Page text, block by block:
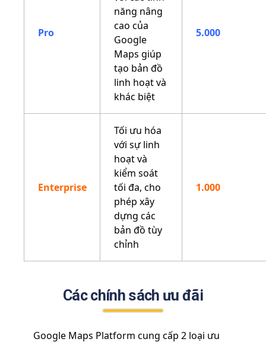
Pro
năng nâng
cao của
Google
Maps giúp
tạo bản đồ
linh hoạt và
khác biệt
5.000
Enterprise
Tối ưu hóa
với sự linh
hoạt và
kiểm soát
tối đa, cho
phép xây
dựng các
bản đồ tùy
chỉnh
1.000
Các chính sách ưu đãi
Google Maps Platform cung cấp 2 loại ưu